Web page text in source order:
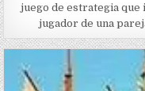
juego de estrategia que
jugador de una